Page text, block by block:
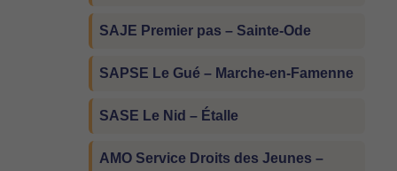
SAJE Premier pas – Sainte-Ode
SAPSE Le Gué – Marche-en-Famenne
SASE Le Nid – Étalle
AMO Service Droits des Jeunes –